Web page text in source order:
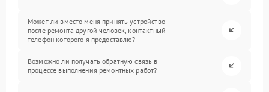
Может ли вместо меня принять устройство
после ремонта другой человек, контактный
телефон которого я предоставлю?
Возможно ли получать обратную связь в
процессе выполнения ремонтных работ?